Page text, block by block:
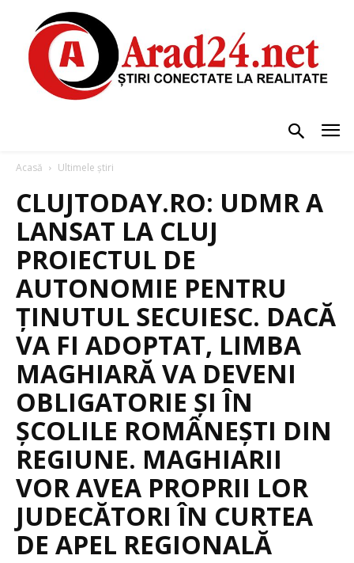
Acasă Ultimele știri
CLUJTODAY.RO: UDMR A
LANSAT LA CLUJ
PROIECTUL DE
AUTONOMIE PENTRU
ȚINUTUL SECUIESC. DACĂ
VA FI ADOPTAT, LIMBA
MAGHIARĂ VA DEVENI
OBLIGATORIE ȘI ÎN
ȘCOLILE ROMÂNEȘTI DIN
REGIUNE. MAGHIARII
VOR AVEA PROPRII LOR
JUDECĂTORI ÎN CURTEA
DE APEL REGIONALĂ